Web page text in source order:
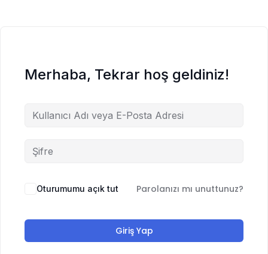
Merhaba, Tekrar hoş geldiniz!
Oturumumu açık tut Parolanızı mı unuttunuz?
Giriş Yap